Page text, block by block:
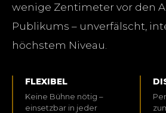
wenige Zentimeter vor den
Publikums – unverfälscht,
höchstem Niveau.
FLEXIBEL
Keine Bühne nötig –
einsetzbar in jeder